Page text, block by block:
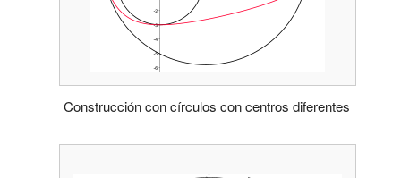
Construcción con círculos con centros diferentes